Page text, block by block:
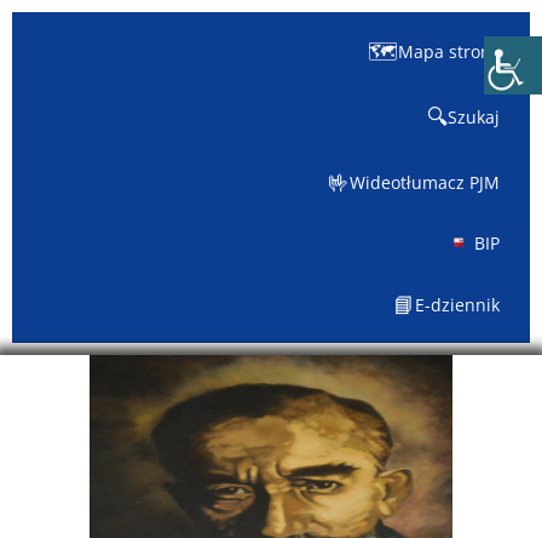
🗺️Mapa strony
🔍Szukaj
🤟Wideotłumacz PJM
BIP
📘 E-dziennik